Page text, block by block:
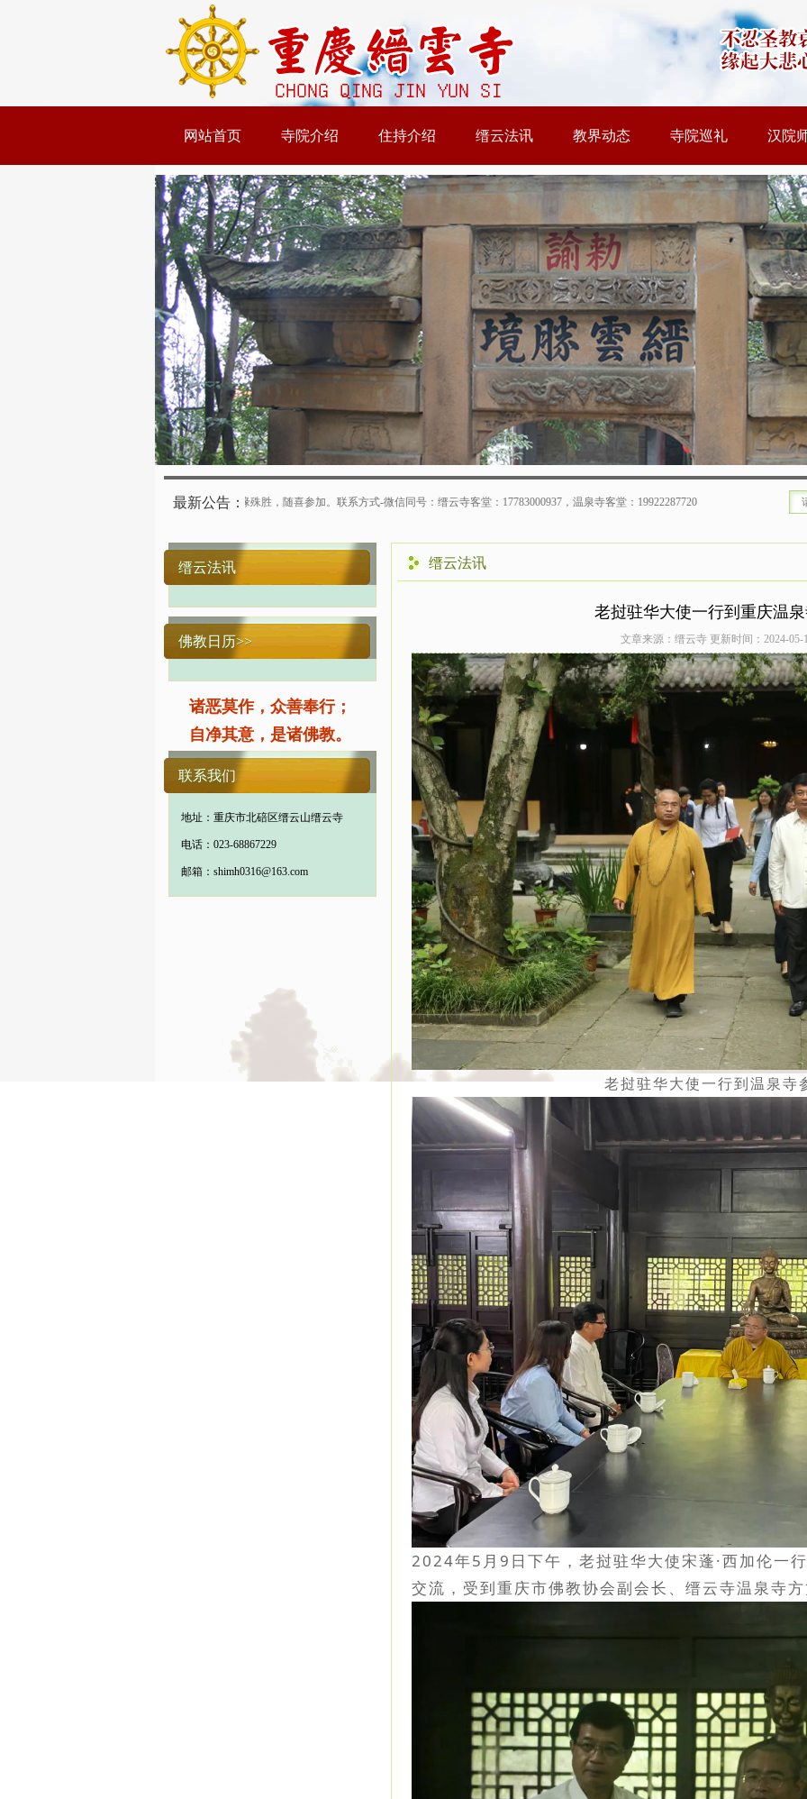
网站首页 寺院介绍 住持介绍 缙云法讯 教界动态 寺院巡礼 汉院
最新公告：
月初八）举行浴佛法会，法缘殊胜，随喜参加。联系方式-微信同号：缙云寺客堂：17783000937，温泉寺客堂：19922287720
缙云法讯
佛教日历>>
诸恶莫作，众善奉行；
自净其意，是诸佛教。
联系我们
地址：重庆市北碚区缙云山缙云寺
电话：023-68867229
邮箱：shimh0316@163.com
缙云法讯
老挝驻华大使一行到重庆温
文章来源：缙云寺 更新时间：2024-05-
老挝驻华大使一行到温泉寺
2024年5月9日下午，老挝驻华大使宋蓬·西加伦一
交流，受到重庆市佛教协会副会长、缙云寺温泉寺